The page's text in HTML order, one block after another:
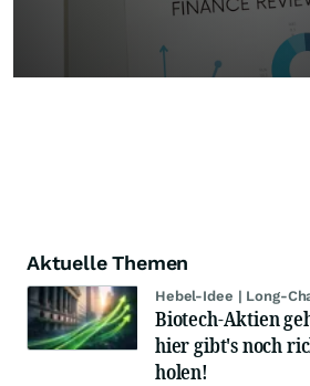
Aktuelle Themen
Hebel-Idee | Long-
Biotech-Aktien
hier gibt's noch
holen!